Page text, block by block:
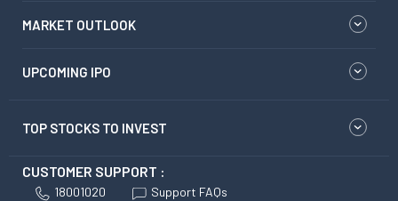
MARKET OUTLOOK
UPCOMING IPO
TOP STOCKS TO INVEST
CUSTOMER SUPPORT :
18001020 Support FAQs